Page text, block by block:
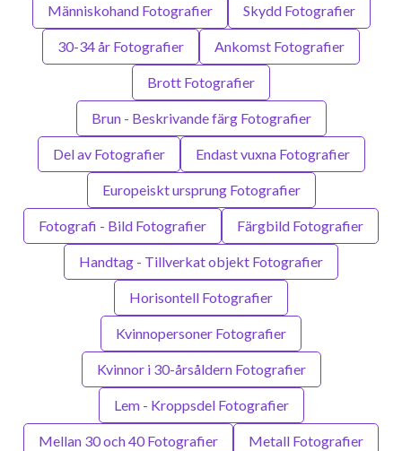
Människohand Fotografier Skydd Fotografier
30-34 år Fotografier Ankomst Fotografier
Brott Fotografier
Brun - Beskrivande färg Fotografier
Del av Fotografier Endast vuxna Fotografier
Europeiskt ursprung Fotografier
Fotografi - Bild Fotografier Färgbild Fotografier
Handtag - Tillverkat objekt Fotografier
Horisontell Fotografier
Kvinnopersoner Fotografier
Kvinnor i 30-årsåldern Fotografier
Lem - Kroppsdel Fotografier
Mellan 30 och 40 Fotografier Metall Fotografier